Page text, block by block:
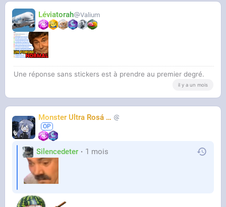
Léviatorah Valium
Une réponse sans stickers est à prendre au premier degré.
il y a un mois
Monster Ultra Rosá
❤️
Silencedeter 1 mois